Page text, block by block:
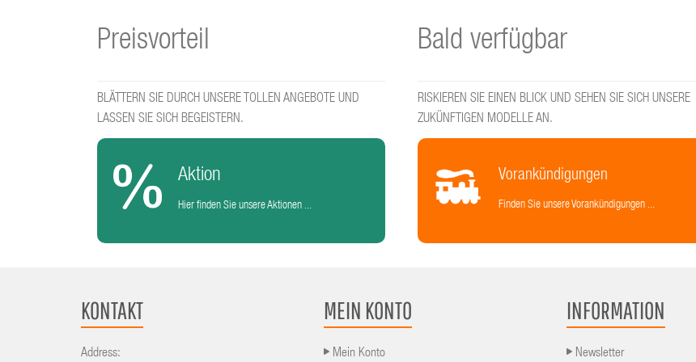
Preisvorteil Bald verfügbar
BLÄTTERN SIE DURCH UNSERE TOLLEN ANGEBOTE UND
LASSEN SIE SICH BEGEISTERN.
RISKIEREN SIE EINEN BLICK UND SEHEN SIE SICH UNSERE
ZUKÜNFTIGEN MODELLE AN.
Aktion
Hier finden Sie unsere Aktionen ...
Vorankündigungen
Finden Sie unsere Vorankündigungen ...
KONTAKT
Address:
MEIN KONTO
Mein Konto
INFORMATION
Newsletter